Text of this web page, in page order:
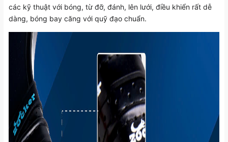
các kỹ thuật với bóng, từ đỡ, đánh, lên lưới, điều khiển rất dễ
dàng, bóng bay căng với quỹ đạo chuẩn.